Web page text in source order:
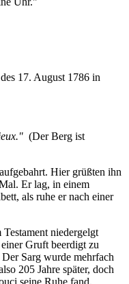
17. August 1786 in
(Der Berg ist
Hier grüßten ihn
Er lag, in einem
als ruhe er nach einer
niedergelgt
Gruft beerdigt zu
Sarg wurde mehrfach
205 Jahre später, doch
seine Ruhe fand.